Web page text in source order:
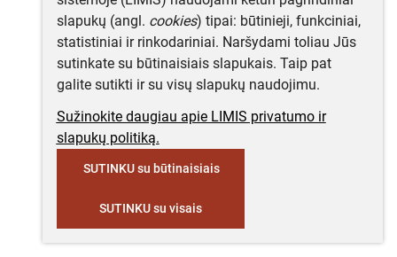
slapukų (angl. cookies) tipai: būtinieji, funkciniai,
statistiniai ir rinkodariniai. Naršydami toliau Jūs
sutinkate su būtinaisiais slapukais. Taip pat
galite sutikti ir su visų slapukų naudojimu.
Sužinokite daugiau apie LIMIS privatumo ir
slapukų politiką.
SUTINKU su būtinaisiais
SUTINKU su visais